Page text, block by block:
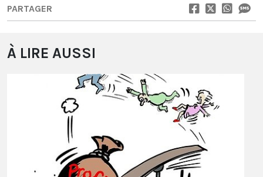
PARTAGER
À LIRE AUSSI